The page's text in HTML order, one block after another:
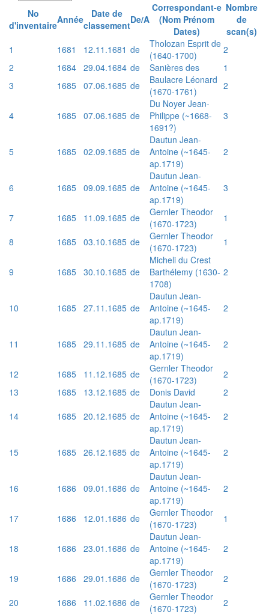
No
d'inventaireAnnée
Date de
classementDe/A
Correspondant-e
(Nom Prénom
Dates)
Nombre
de
scan(s)
1
1681 12.11.1681 de
Tholozan Esprit de
(1640-1700)
2
2
1684 29.04.1684 de Sanières des
1
3
1685 07.06.1685 de
Baulacre Léonard
(1670-1761)
2
4 1685 07.06.1685 de
Du Noyer Jean-
Philippe (~1668-
1691?)
3
5 1685 02.09.1685 de
Dautun Jean-
Antoine (~1645-
ap.1719)
2
6 1685 09.09.1685 de
Dautun Jean-
Antoine (~1645-
ap.1719)
3
7 1685 11.09.1685 de
Gernler Theodor
(1670-1723)
1
8
1685 03.10.1685 de
Gernler Theodor
(1670-1723)
1
9 1685 30.10.1685 de
Micheli du Crest
Barthélemy (1630-
1708)
2
10 1685 27.11.1685 de
Dautun Jean-
Antoine (~1645-
ap.1719)
2
11 1685 29.11.1685 de
Dautun Jean-
Antoine (~1645-
ap.1719)
2
12 1685 11.12.1685 de
Gernler Theodor
(1670-1723)
2
13
1685 13.12.1685 de Donis David
2
14
1685 20.12.1685 de
Dautun Jean-
Antoine (~1645-
ap.1719)
2
15 1685 26.12.1685 de
Dautun Jean-
Antoine (~1645-
ap.1719)
2
16 1686 09.01.1686 de
Dautun Jean-
Antoine (~1645-
ap.1719)
2
17 1686 12.01.1686 de
Gernler Theodor
(1670-1723)
1
18 1686 23.01.1686 de
Dautun Jean-
Antoine (~1645-
ap.1719)
2
19 1686 29.01.1686 de
Gernler Theodor
(1670-1723)
2
20
1686 11.02.1686 de
Gernler Theodor
(1670-1723)
2